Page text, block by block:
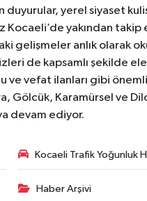
duyurular, yerel siyaset
Kocaeli’de yakından takip
gelişmeler anlık olarak
de kapsamlı şekilde ele
ve vefat ilanları gibi
Karamürsel ve
devam ediyor.
Kocaeli Trafik Yoğunluk
Haber Arşivi